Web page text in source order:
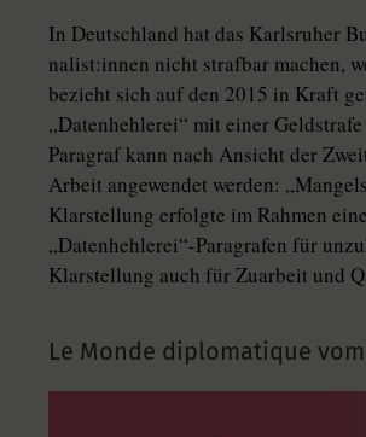
In Deutschland hat das Karlsruher
na­lis­t:in­nen nicht strafbar machen,
bezieht sich auf den 2015 in Kraft
„Datenhehlerei“ mit einer
Paragraf kann nach Ansicht der
Arbeit angewendet werden:
Klarstellung erfolgte im Rahmen
„Datenhehlerei“-Paragrafen für
Klarstellung auch für Zuarbeit und
Le Monde diplomatique vom